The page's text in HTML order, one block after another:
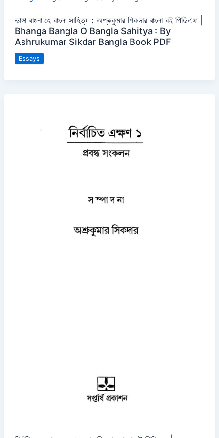
ভাঙ্গা বাংলা হে বাংলা সাহিত্য : অশ্ৰুকুমার শিকদার বাংলা বই পিডিএফ |
Bhanga Bangla O Bangla Sahitya : By
Ashrukumar Sikdar Bangla Book PDF
Essays